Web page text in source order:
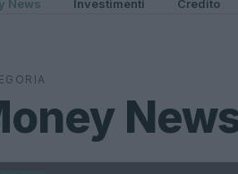
News Investimenti Credito